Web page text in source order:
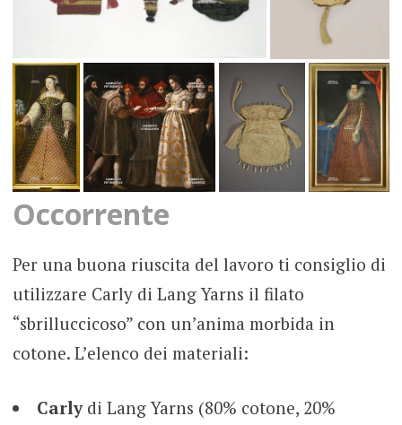
Occorrente
Per una buona riuscita del lavoro ti consiglio di
utilizzare Carly di Lang Yarns il filato
“sbrilluccicoso” con un’anima morbida in
cotone. L’elenco dei materiali:
Carlydi Lang Yarns (80% cotone, 20%